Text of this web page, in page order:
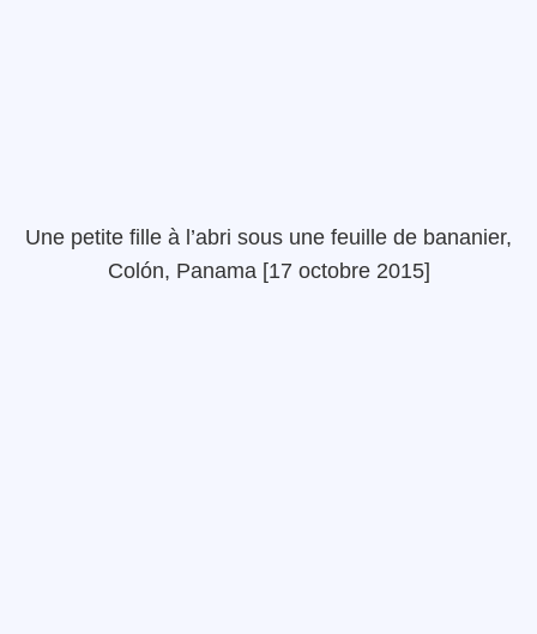
Une petite fille à l’abri sous une feuille de bananier,
Colón, Panama [17 octobre 2015]